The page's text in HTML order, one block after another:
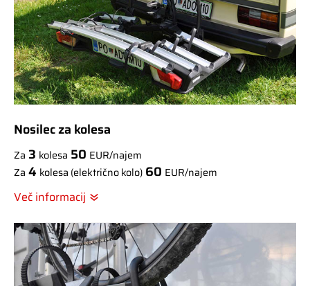
Nosilec za kolesa
Za 3 kolesa 50 EUR/najem
Za 4 kolesa (električno kolo) 60 EUR/najem
Več informacij